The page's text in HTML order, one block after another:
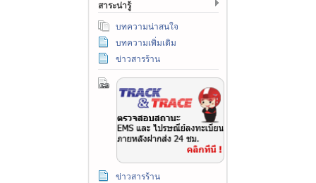
สาระน่ารู้
บทความน่าสนใจ
บทความเพิ่มเติม
ข่าวสารร้าน
ข่าวสารร้าน